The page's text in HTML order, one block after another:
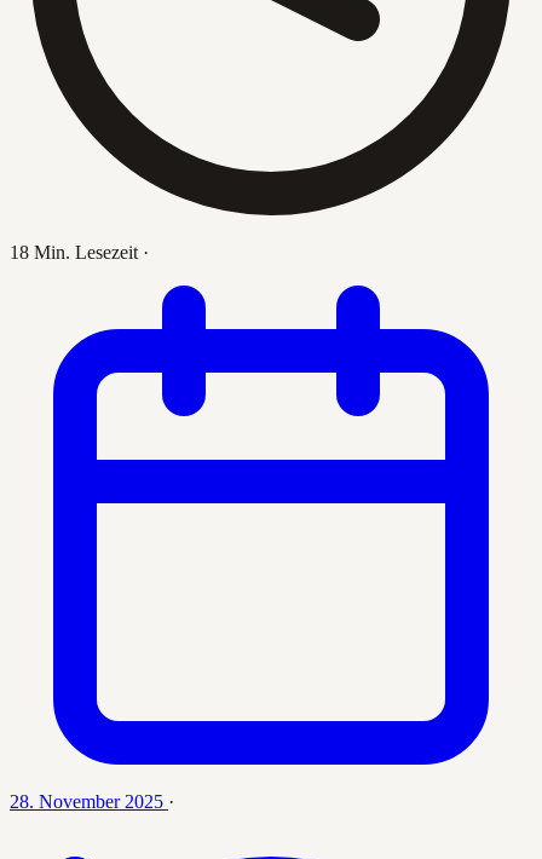
18 Min. Lesezeit ·
28. November 2025 ·